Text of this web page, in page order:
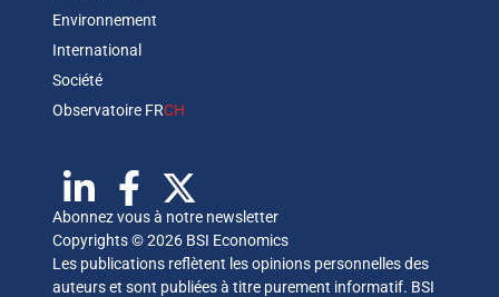
Environnement
International
Société
Observatoire FRCH
Abonnez vous à notre newsletter
Copyrights © 2026 BSI Economics
Les publications reflètent les opinions personnelles des
auteurs et sont publiées à titre purement informatif. BSI